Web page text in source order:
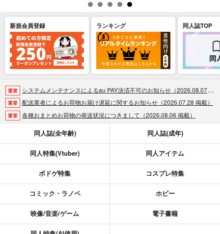
新規会員登録 ランキング 同人誌TOP
重要 システムメンテナンスによるau PAY決済不可のお知らせ（2026.08.07 掲載）
重要 配送業者によるお荷物お届け遅延に関するお知らせ（2026.07.28 掲載）
重要 各種おまとめお荷物の発送状況につきまして（2026.08.06 掲載）
おまとめサイクル「定期便(月2)」一般会員様の利用再開のお知らせ（2026.02.05 掲載）
重要 「とらのあな×駿河屋日本橋乙女同人誌館」通販店頭受取サービス開始のお知らせ（2026.01.05 更新｜2025.12.30 掲載）
【2025/12/1より】「通販ポイント⇒とらコイン変換キャンペーン」終了のお知らせ（2025.11.21 掲載）
個人情報保護方針の改定について（2025.09.19 更新｜2025.08.01 掲載）
重要 ポイント付与・管理体制改定のお知らせ（2024.11.20 掲載）
全てのお知らせを見る
同人誌(全年齢) 同人誌(成年)
同人特集(Vtuber) 同人アイテム
ボドゲ特集 コスプレ特集
コミック・ラノベ ホビー
映像/音楽/ゲーム 電子書籍